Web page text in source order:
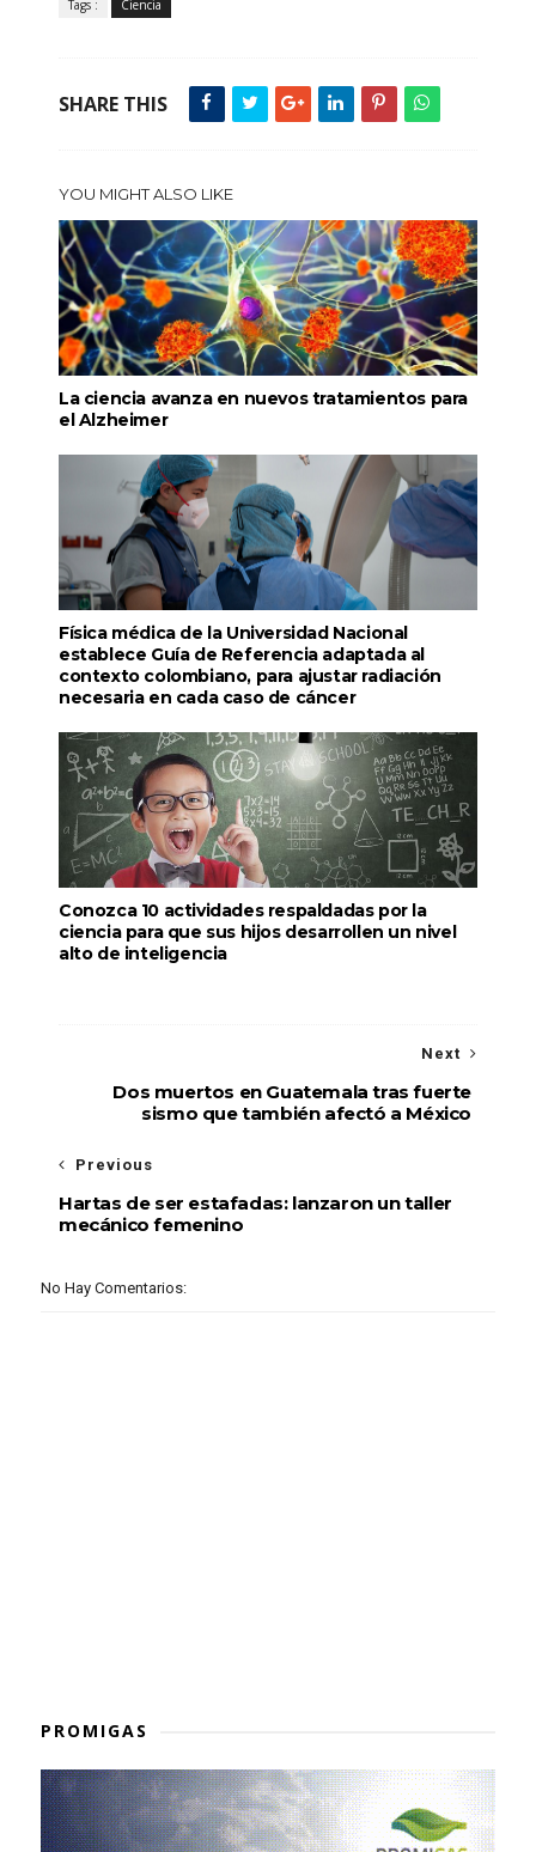
Tags : Ciencia
SHARE THIS
YOU MIGHT ALSO LIKE
La ciencia avanza en nuevos tratamientos para
el Alzheimer
Física médica de la Universidad Nacional
establece Guía de Referencia adaptada al
contexto colombiano, para ajustar radiación
necesaria en cada caso de cáncer
Conozca 10 actividades respaldadas por la
ciencia para que sus hijos desarrollen un nivel
alto de inteligencia
Next
Dos muertos en Guatemala tras fuerte
sismo que también afectó a México
Previous
Hartas de ser estafadas: lanzaron un taller
mecánico femenino
No Hay Comentarios:
PROMIGAS